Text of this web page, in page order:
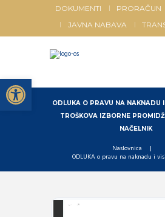
Open toolbar
DOKUMENTI PRORAČUN
JAVNA NABAVA
ODLUKA O PRAVU NA NAKNADU
TROŠKOVA IZBORNE
NAČELNIK
Naslovnica
ODLUKA o pravu na naknadu i